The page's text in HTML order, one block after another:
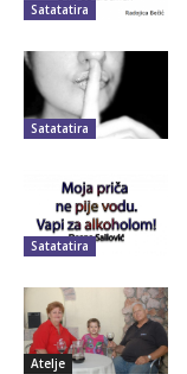
Satatatira
Satatatira
Satatatira
Atelje